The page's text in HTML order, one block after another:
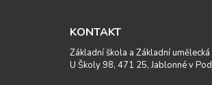
KONTAKT
Základní škola a Základní
U Školy 98, 471 25, Jablonné v